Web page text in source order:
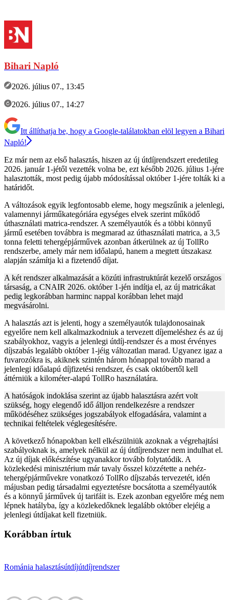
Bihari Napló
2026. július 07., 13:45
2026. július 07., 14:27
Itt állíthatja be, hogy a Google-találatokban elöl legyen a Bihari
Napló!
Ez már nem az első halasztás, hiszen az új útdíjrendszert eredetileg
2026. január 1-jétől vezették volna be, ezt később 2026. július 1-jére
halasztották, most pedig újabb módosítással október 1-jére tolták ki a
határidőt.
A változások egyik legfontosabb eleme, hogy megszűnik a jelenlegi,
valamennyi járműkategóriára egységes elvek szerint működő
úthasználati matrica-rendszer. A személyautók és a többi könnyű
jármű esetében továbbra is megmarad az úthasználati matrica, a 3,5
tonna feletti tehergépjárművek azonban átkerülnek az új TollRo
rendszerbe, amely már nem időalapú, hanem a megtett útszakasz
alapján számítja ki a fizetendő díjat.
A két rendszer alkalmazását a közúti infrastruktúrát kezelő országos
társaság, a CNAIR 2026. október 1-jén indítja el, az új matricákat
pedig legkorábban harminc nappal korábban lehet majd
megvásárolni.
A halasztás azt is jelenti, hogy a személyautók tulajdonosainak
egyelőre nem kell alkalmazkodniuk a tervezett díjemeléshez és az új
szabályokhoz, vagyis a jelenlegi útdíj-rendszer és a most érvényes
díjszabás legalább október 1-jéig változatlan marad. Ugyanez igaz a
fuvarozókra is, akiknek szintén három hónappal tovább marad a
jelenlegi időalapú díjfizetési rendszer, és csak októbertől kell
áttérniük a kilométer-alapú TollRo használatára.
A hatóságok indoklása szerint az újabb halasztásra azért volt
szükség, hogy elegendő idő álljon rendelkezésre a rendszer
működéséhez szükséges jogszabályok elfogadására, valamint a
technikai feltételek véglegesítésére.
A következő hónapokban kell elkészülniük azoknak a végrehajtási
szabályoknak is, amelyek nélkül az új útdíjrendszer nem indulhat el.
Az új díjak előkészítése ugyanakkor tovább folytatódik. A
közlekedési minisztérium már tavaly ősszel közzétette a nehéz-
tehergépjárművekre vonatkozó TollRo díjszabás tervezetét, idén
májusban pedig társadalmi egyeztetésre bocsátotta a személyautók
és a könnyű járművek új tarifáit is. Ezek azonban egyelőre még nem
lépnek hatályba, így a közlekedőknek legalább október elejéig a
jelenlegi útdíjakat kell fizetniük.
Korábban írtuk
Románia halasztásútdíjútdíjrendszer